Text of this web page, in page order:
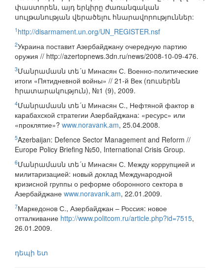
փաստորեն, այդ երկիրը ժառանգական
սուլթանության վերածելու հնարավորություններ:
1 http://disarmament.un.org/UN_REGISTER.nsf
2Украина поставит Азербайджану очередную партию
оружия // http://azertopnews.3dn.ru/news/2008-10-09-476.
3Մանրամասն տե´ս Минасян С. Военно-политические
итоги «Пятидневной войны» // 21-й Век (ռուսերեն
հրատարակություն), №1 (9), 2009.
4Մանրամասն տե´ս Минасян С., Нефтяной фактор в
карабахской стратегии Азербайджана: «ресурс» или
«проклятие»? www.noravank.am, 25.04.2008.
5Azerbaijan: Defence Sector Management and Reform //
Europe Policy Briefing №50, International Crisis Group.
6Մանրամասն տե´ս Минасян С. Между коррупцией и
милитаризацией: новый доклад Международной
кризисной группы о реформе оборонного сектора в
Азербайджане www.noravank.am, 22.01.2009.
7Маркедонов С., Азербайджан – Россия: новое
отталкивание http://www.politcom.ru/article.php?id=7515,
26.01.2009.
դեպի ետ